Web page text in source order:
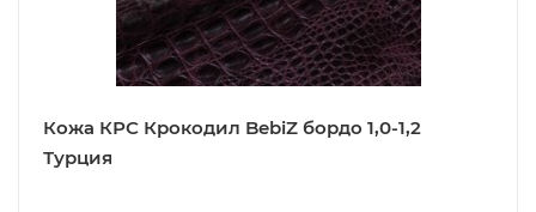
Кожа КРС Крокодил BebiZ бордо 1,0-1,2
Турция